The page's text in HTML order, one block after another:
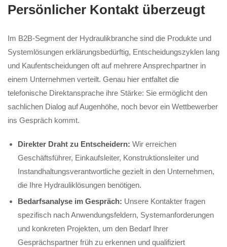
Persönlicher Kontakt überzeugt
Im B2B-Segment der Hydraulikbranche sind die Produkte und
Systemlösungen erklärungsbedürftig, Entscheidungszyklen lang
und Kaufentscheidungen oft auf mehrere Ansprechpartner in
einem Unternehmen verteilt. Genau hier entfaltet die
telefonische Direktansprache ihre Stärke: Sie ermöglicht den
sachlichen Dialog auf Augenhöhe, noch bevor ein Wettbewerber
ins Gespräch kommt.
Direkter Draht zu Entscheidern: Wir erreichen
Geschäftsführer, Einkaufsleiter, Konstruktionsleiter und
Instandhaltungsverantwortliche gezielt in den Unternehmen,
die Ihre Hydrauliklösungen benötigen.
Bedarfsanalyse im Gespräch: Unsere Kontakter fragen
spezifisch nach Anwendungsfeldern, Systemanforderungen
und konkreten Projekten, um den Bedarf Ihrer
Gesprächspartner früh zu erkennen und qualifiziert